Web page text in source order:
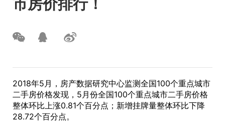
市房价排行！
2018年5月，房产数据研究中心监测全国100个重点城市
二手房价格发现，5月份全国100个重点城市二手房价格
整体环比上涨0.81个百分点；新增挂牌量整体环比下降
28.72个百分点。